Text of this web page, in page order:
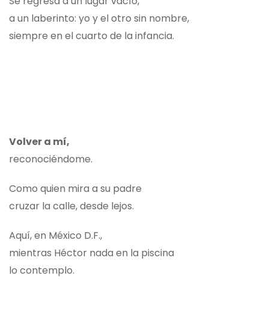
a un laberinto: yo y el otro sin nombre,
siempre en el cuarto de la infancia.
Volver a mí,
reconociéndome.
Como quien mira a su padre
cruzar la calle, desde lejos.
Aquí, en México D.F.,
mientras Héctor nada en la piscina
lo contemplo.